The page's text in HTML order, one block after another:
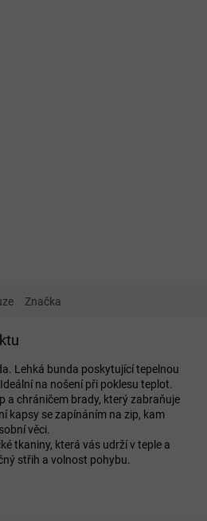
Značka
Lehká bunda poskytující tepelnou
na nošení při poklesu teplot.
a chráničem brady, který zabraňuje
kapsy se zapínáním na zip, kam
věci.
tkaniny, která vás udrží v teple a
střih a volnost pohybu.